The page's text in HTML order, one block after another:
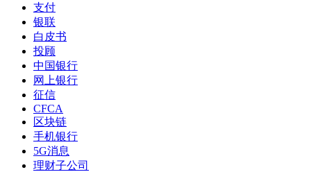
支付
银联
白皮书
投顾
中国银行
网上银行
征信
CFCA
区块链
手机银行
5G消息
理财子公司